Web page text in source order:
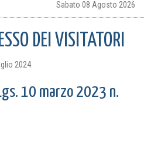
Sabato 08 Agosto 2026
DEI VISITATORI
2024
10 marzo 2023 n.